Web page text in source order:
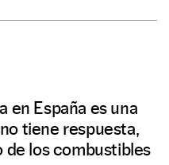
en España es una
tiene respuesta,
de los combustibles